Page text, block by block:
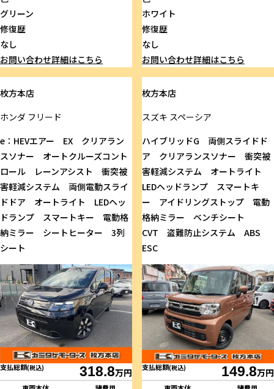
グリーン
修復歴
なし
お問い合わせ詳細はこちら
ホワイト
修復歴
なし
お問い合わせ詳細はこちら
枚方本店
ホンダ フリード
e：HEVエアー EX クリアラン
スソナー オートクルーズコント
ロール レーンアシスト 衝突被
害軽減システム 両側電動スライ
ドドア オートライト LEDヘッ
ドランプ スマートキー 電動格
納ミラー シートヒーター 3列
シート
支払総額(税込) 318.8万円
枚方本店
スズキ スペーシア
ハイブリッドG 両側スライドド
ア クリアランスソナー 衝突被
害軽減システム オートライト
LEDヘッドランプ スマートキ
ー アイドリングストップ 電動
格納ミラー ベンチシート
CVT 盗難防止システム ABS
ESC
支払総額(税込) 149.8万円